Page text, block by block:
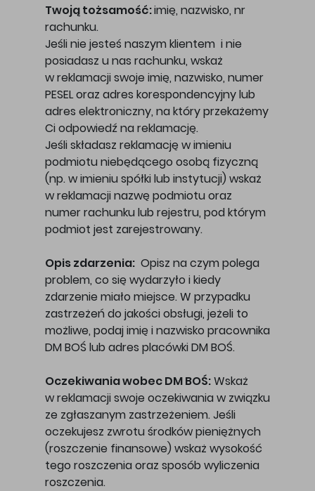
Twoją tożsamość:imię, nazwisko, nr
rachunku.
Jeśli nie jesteś naszym klientem i nie
posiadasz u nas rachunku, wskaż
w reklamacji swoje imię, nazwisko, numer
PESEL oraz adres korespondencyjny lub
adres elektroniczny, na który przekażemy
Ci odpowiedź na reklamację.
Jeśli składasz reklamację w imieniu
podmiotu niebędącego osobą fizyczną
(np. w imieniu spółki lub instytucji) wskaż
w reklamacji nazwę podmiotu oraz
numer rachunku lub rejestru, pod którym
podmiot jest zarejestrowany.
Opis zdarzenia: Opisz na czym polega
problem, co się wydarzyło i kiedy
zdarzenie miało miejsce. W przypadku
zastrzeżeń do jakości obsługi, jeżeli to
możliwe, podaj imię i nazwisko pracownika
DM BOŚ lub adres placówki DM BOŚ.
Oczekiwania wobec DM BOŚ:Wskaż
w reklamacji swoje oczekiwania w związku
ze zgłaszanym zastrzeżeniem. Jeśli
oczekujesz zwrotu środków pieniężnych
(roszczenie finansowe) wskaż wysokość
tego roszczenia oraz sposób wyliczenia
roszczenia.